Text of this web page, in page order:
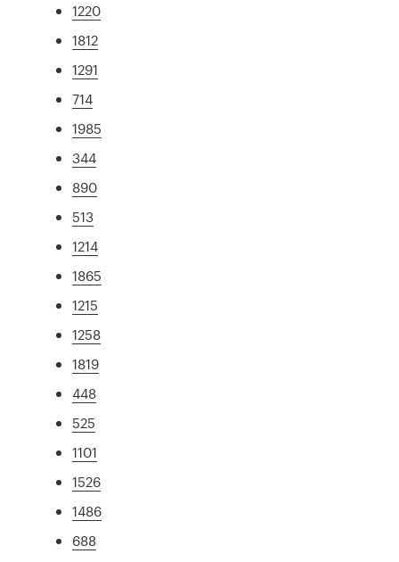
1220
1812
1291
714
1985
344
890
513
1214
1865
1215
1258
1819
448
525
1101
1526
1486
688